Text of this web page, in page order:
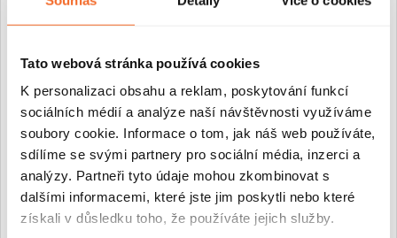
Tato webová stránka používá cookies
K personalizaci obsahu a reklam, poskytování funkcí
sociálních médií a analýze naší návštěvnosti využíváme
soubory cookie. Informace o tom, jak náš web používáte,
sdílíme se svými partnery pro sociální média, inzerci a
analýzy. Partneři tyto údaje mohou zkombinovat s
dalšími informacemi, které jste jim poskytli nebo které
získali v důsledku toho, že používáte jejich služby.
CERANO - Sprchový kout
Antelo L/P - 6 mm - černá
matná, transparentní sklo -
90x40x190 cm - otočný
Skladem
6 280 Kč
CERANO - Sprchový kout
Antelo L/P - 6 mm - černá
matná, transparentní sklo -
90x60x190 cm - otočný
Skladem
6 680 Kč